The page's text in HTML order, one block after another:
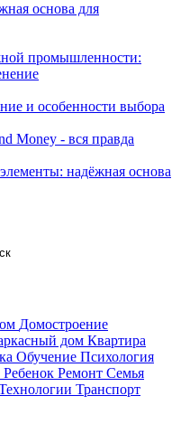
основа для
промышленности:
и особенности выбора
Money - вся правда
надёжная основа
Домостроение
дом Квартира
Обучение Психология
Ребенок Ремонт Семья
Транспорт